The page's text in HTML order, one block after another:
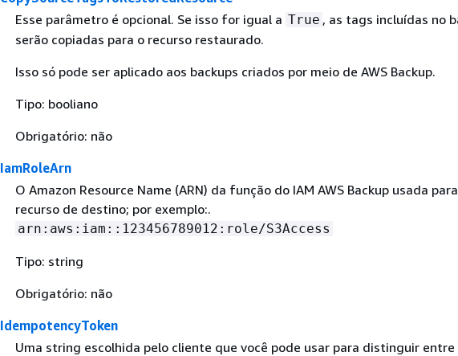
Esse parâmetro é opcional. Se isso for igual a True , as tags incluídas no
serão copiadas para o recurso restaurado.
Isso só pode ser aplicado aos backups criados por meio de AWS Backup.
Tipo: booliano
Obrigatório: não
IamRoleArn
O Amazon Resource Name (ARN) da função do IAM AWS Backup usada
recurso de destino; por exemplo:.
arn:aws:iam::123456789012:role/S3Access
Tipo: string
Obrigatório: não
IdempotencyToken
Uma string escolhida pelo cliente que você pode usar para distinguir entre